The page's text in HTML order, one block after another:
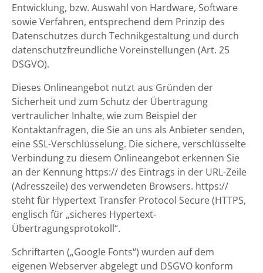
Entwicklung, bzw. Auswahl von Hardware, Software
sowie Verfahren, entsprechend dem Prinzip des
Datenschutzes durch Technikgestaltung und durch
datenschutzfreundliche Voreinstellungen (Art. 25
DSGVO).
Dieses Onlineangebot nutzt aus Gründen der
Sicherheit und zum Schutz der Übertragung
vertraulicher Inhalte, wie zum Beispiel der
Kontaktanfragen, die Sie an uns als Anbieter senden,
eine SSL-Verschlüsselung. Die sichere, verschlüsselte
Verbindung zu diesem Onlineangebot erkennen Sie
an der Kennung https:// des Eintrags in der URL-Zeile
(Adresszeile) des verwendeten Browsers. https://
steht für Hypertext Transfer Protocol Secure (HTTPS,
englisch für „sicheres Hypertext-
Übertragungsprotokoll“.
Schriftarten („Google Fonts“) wurden auf dem
eigenen Webserver abgelegt und DSGVO konform